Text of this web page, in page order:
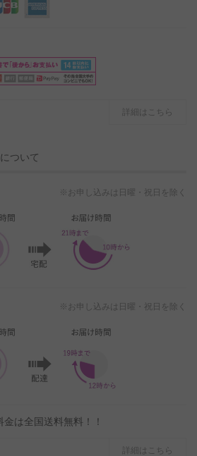
詳細はこちら
ついて
※お申し込みは日曜・祝日を除く
※お申し込みは日曜・祝日を除く
金は全国送料無料！！
詳細はこちら